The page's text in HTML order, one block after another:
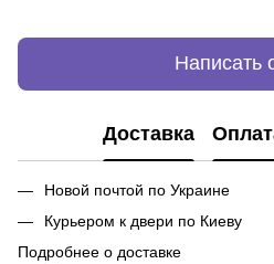
Написать
Доставка
Новой почтой по Украине
Курьером к двери по Киеву
Подробнее о доставке